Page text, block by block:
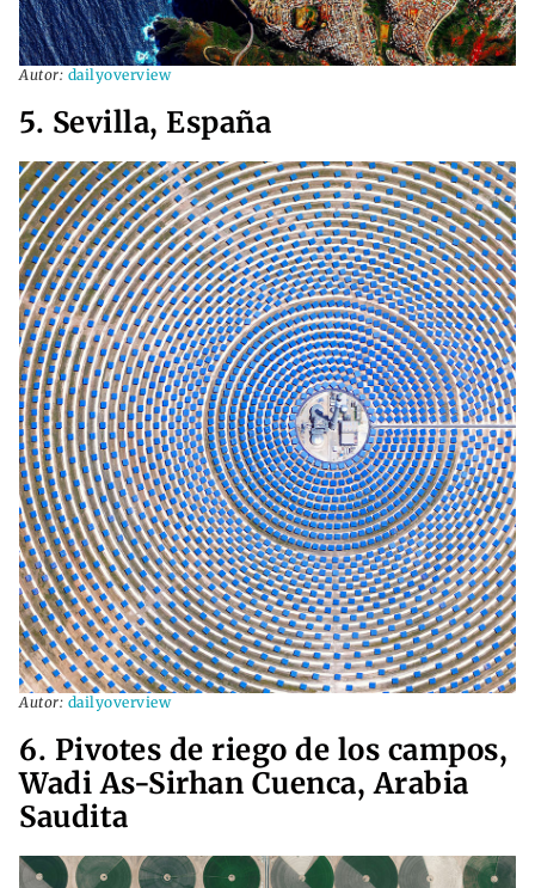
Autor: dailyoverview
5. Sevilla, España
Autor: dailyoverview
6. Pivotes de riego de los campos,
Wadi As-Sirhan Cuenca, Arabia
Saudita